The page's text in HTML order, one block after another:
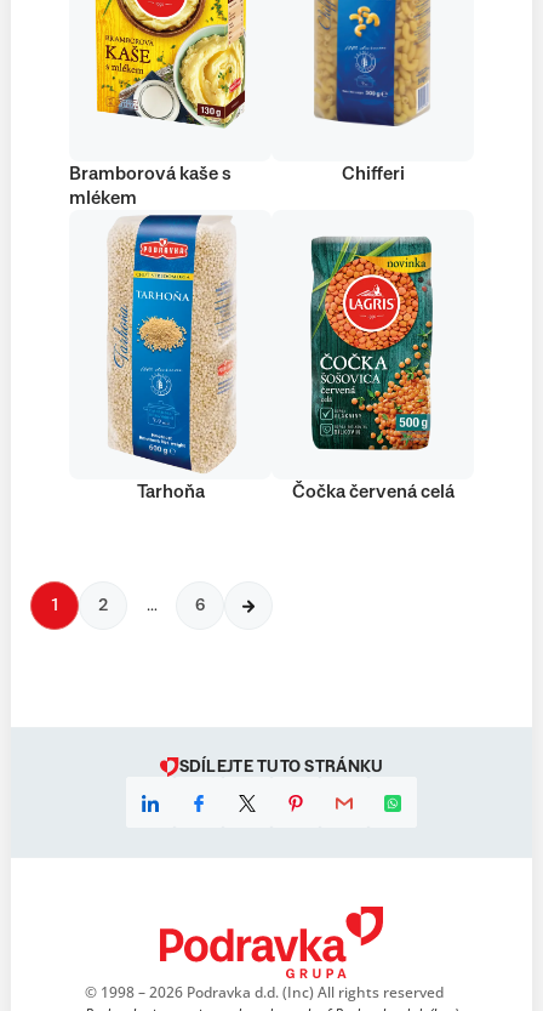
Bramborová kaše s
mlékem
Chifferi
Tarhoňa Čočka červená celá
1 2 … 6
SDÍLEJTE TUTO STRÁNKU
© 1998 – 2026 Podravka d.d. (Inc) All rights reserved